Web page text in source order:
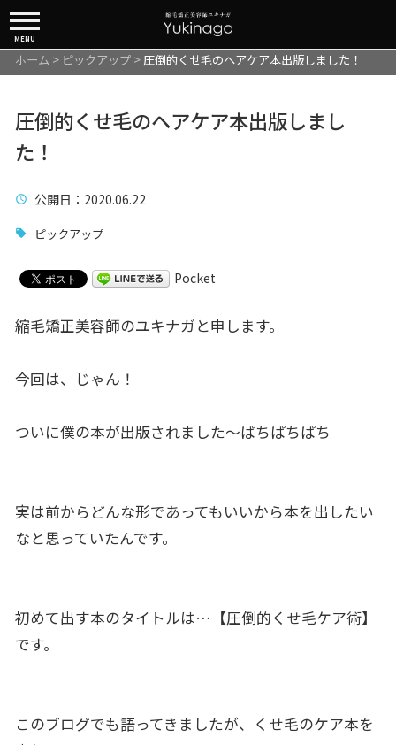
MENU
ホーム > ピックアップ> 圧倒的くせ毛のヘアケア本出版しました！
圧倒的くせ毛のヘアケア本出版しまし
た！
公開日 ：2020.06.22
ピックアップ
Pocket
縮毛矯正美容師のユキナガと申します。
今回は、じゃん！
ついに僕の本が出版されました〜ぱちぱちぱち
実は前からどんな形であってもいいから本を出したい
なと思っていたんです。
初めて出す本のタイトルは…【圧倒的くせ毛ケア術】
です。
このブログでも語ってきましたが、くせ毛のケア本を